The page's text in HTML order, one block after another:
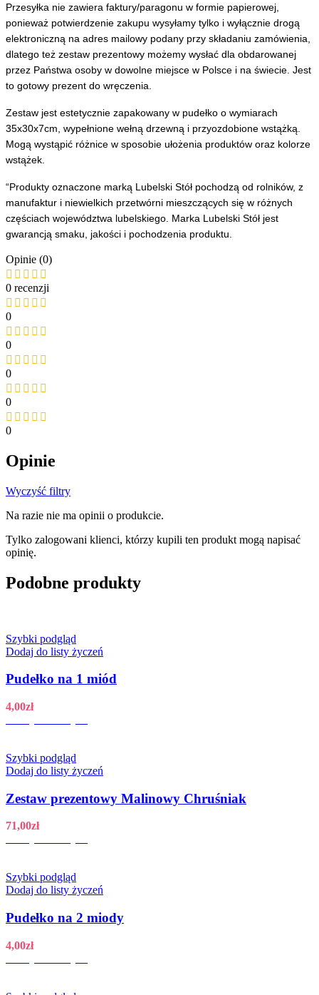
Przesyłka nie zawiera faktury/paragonu w formie papierowej,
ponieważ potwierdzenie zakupu wysyłamy tylko i wyłącznie drogą
elektroniczną na adres mailowy podany przy składaniu zamówienia,
dlatego też zestaw prezentowy możemy wysłać dla obdarowanej
przez Państwa osoby w dowolne miejsce w Polsce i na świecie. Jest
to gotowy prezent do wręczenia.
Zestaw jest estetycznie zapakowany w pudełko o wymiarach
35x30x7cm, wypełnione wełną drzewną i przyozdobione wstążką.
Mogą wystąpić różnice w sposobie ułożenia produktów oraz kolorze
wstążek.
“Produkty oznaczone marką Lubelski Stół pochodzą od rolników, z
manufaktur i niewielkich przetwórni mieszczących się w różnych
częściach województwa lubelskiego. Marka Lubelski Stół jest
gwarancją smaku, jakości i pochodzenia produktu.
Opinie (0)
0 recenzji
0
0
0
0
0
Opinie
Wyczyść filtry
Na razie nie ma opinii o produkcie.
Tylko zalogowani klienci, którzy kupili ten produkt mogą napisać
opinię.
Podobne produkty
Szybki podgląd
Dodaj do listy życzeń
Pudełko na 1 miód
4,00zł
Szybki podgląd
Dodaj do listy życzeń
Zestaw prezentowy Malinowy Chruśniak
71,00zł
Szybki podgląd
Dodaj do listy życzeń
Pudełko na 2 miody
4,00zł